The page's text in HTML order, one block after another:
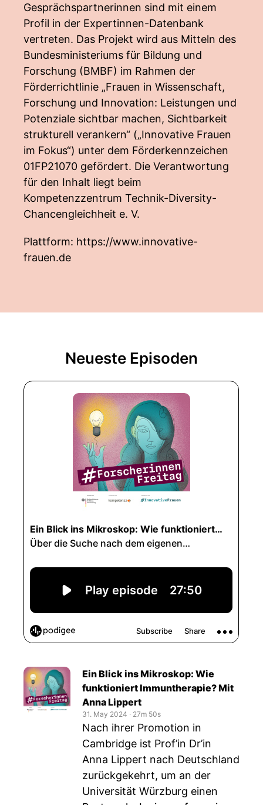
Gesprächspartnerinnen sind mit einem
Profil in der Expertinnen-Datenbank
vertreten. Das Projekt wird aus Mitteln des
Bundesministeriums für Bildung und
Forschung (BMBF) im Rahmen der
Förderrichtlinie „Frauen in Wissenschaft,
Forschung und Innovation: Leistungen und
Potenziale sichtbar machen, Sichtbarkeit
strukturell verankern“ („Innovative Frauen
im Fokus“) unter dem Förderkennzeichen
01FP21070 gefördert. Die Verantwortung
für den Inhalt liegt beim
Kompetenzzentrum Technik-Diversity-
Chancengleichheit e. V.
Plattform: https://www.innovative-
frauen.de
Neueste Episoden
Ein Blick ins Mikroskop: Wie
funktioniert Immuntherapie? Mit
Anna Lippert
31. May 2024 ‧ 27m 50s
Nach ihrer Promotion in
Cambridge ist Prof’in Dr’in
Anna Lippert nach Deutschland
zurückgekehrt, um an der
Universität Würzburg einen